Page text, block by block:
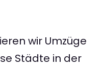
wir Umzüge
Städte in der